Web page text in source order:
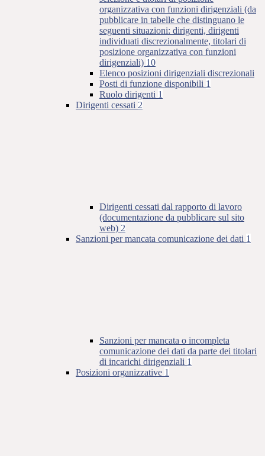
organizzativa con funzioni dirigenziali (da
pubblicare in tabelle che distinguano le
seguenti situazioni: dirigenti, dirigenti
individuati discrezionalmente, titolari di
posizione organizzativa con funzioni
dirigenziali) 10
Elenco posizioni dirigenziali discrezionali
Posti di funzione disponibili 1
Ruolo dirigenti 1
Dirigenti cessati 2
Dirigenti cessati dal rapporto di lavoro
(documentazione da pubblicare sul sito
web) 2
Sanzioni per mancata comunicazione dei dati 1
Sanzioni per mancata o incompleta
comunicazione dei dati da parte dei titolari
di incarichi dirigenziali 1
Posizioni organizzative 1